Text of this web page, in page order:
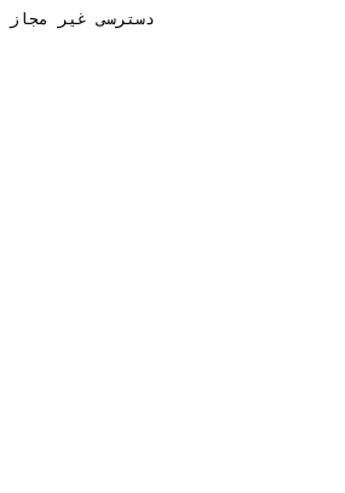
دسترسی غیر مجاز